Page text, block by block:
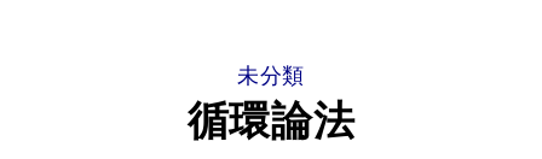
CATEGORIES
未分類
循環論法